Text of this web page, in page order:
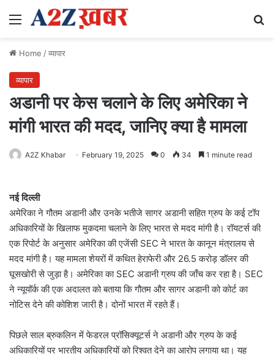
Menu
Home /व्यापार
व्यापार
अडानी पर केस चलाने के लिए अमेरिका ने
मांगी भारत की मदद, जानिए क्या है मामला
A2Z Khabar February 19, 2025 0 34 1 minute read
नई दिल्ली
अमेरिका ने गौतम अडानी और उनके भतीजे सागर अडानी सहित ग्रुप के कई टॉप
अधिकारियों के खिलाफ मुकदमा चलाने के लिए भारत से मदद मांगी है। रॉयटर्स की
एक रिपोर्ट के अनुसार अमेरिका की एजेंसी SEC ने भारत के कानून मंत्रालय से
मदद मांगी है। यह मामला शेयरों में कथित हेराफेरी और 26.5 करोड़ डॉलर की
घूसखोरी से जुड़ा है। अमेरिका का SEC अडानी ग्रुप की जाँच कर रहा है। SEC
ने न्यूयॉर्क की एक अदालत को बताया कि गौतम और सागर अडानी को कोर्ट का
नोटिस देने की कोशिश जारी है। दोनों भारत में रहते हैं।
पिछले साल ब्रुकलिन में फेडरल प्रॉसिक्यूटर्स ने अडानी और ग्रुप के कई
अधिकारियों पर भारतीय अधिकारियों को रिश्वत देने का आरोप लगाया था। यह